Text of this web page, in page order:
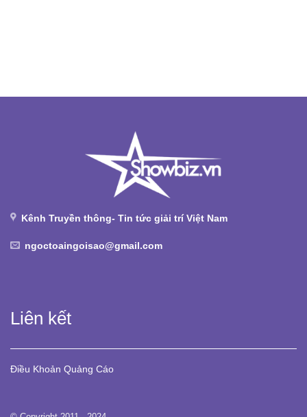
Kênh Truyền thông- Tin tức giải trí Việt Nam
ngoctoaingoisao@gmail.com
Liên kết
Điều Khoản Quảng Cáo